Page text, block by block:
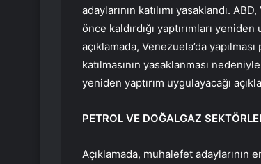
adaylarının katılımı yasaklandı.
önce kaldırdığı yaptırımları
açıklamada, Venezuela’da
katılmasının yasaklanması
yeniden yaptırım uygulayacağı
PETROL VE DOĞALGAZ
Açıklamada, muhalefet